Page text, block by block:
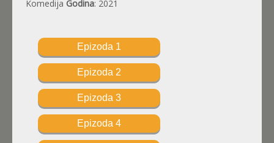
Komedija Godina: 2021
Epizoda 1
Epizoda 2
Epizoda 3
Epizoda 4